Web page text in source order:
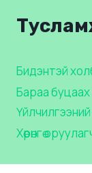
Бидэнтэй
Бараа
Үйлчилгээний
Хөрөнгө